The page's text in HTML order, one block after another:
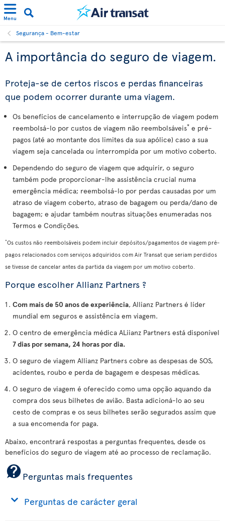
Menu
Segurança - Bem-estar
A importância do seguro de viagem.
Proteja-se de certos riscos e perdas financeiras
que podem ocorrer durante uma viagem.
Os benefícios de cancelamento e interrupção de viagem podem
reembolsá-lo por custos de viagem não reembolsáveis* e pré-
pagos (até ao montante dos limites da sua apólice) caso a sua
viagem seja cancelada ou interrompida por um motivo coberto.
Dependendo do seguro de viagem que adquirir, o seguro
também pode proporcionar-lhe assistência crucial numa
emergência médica; reembolsá-lo por perdas causadas por um
atraso de viagem coberto, atraso de bagagem ou perda/dano de
bagagem; e ajudar também noutras situações enumeradas nos
Termos e Condições.
*Os custos não reembolsáveis podem incluir depósitos/pagamentos de viagem pré-
pagos relacionados com serviços adquiridos com Air Transat que seriam perdidos
se tivesse de cancelar antes da partida da viagem por um motivo coberto.
Porque escolher Allianz Partners ?
Com mais de 50 anos de experiência, Allianz Partners é líder
mundial em seguros e assistência em viagem.
O centro de emergência médica ALiianz Partners está disponível
7 dias por semana, 24 horas por dia.
O seguro de viagem Allianz Partners cobre as despesas de SOS,
acidentes, roubo e perda de bagagem e despesas médicas.
O seguro de viagem é oferecido como uma opção aquando da
compra dos seus bilhetes de avião. Basta adicioná-lo ao seu
cesto de compras e os seus bilhetes serão segurados assim que
a sua encomenda for paga.
Abaixo, encontrará respostas a perguntas frequentes, desde os
benefícios do seguro de viagem até ao processo de reclamação.
Perguntas mais frequentes
Perguntas de carácter geral